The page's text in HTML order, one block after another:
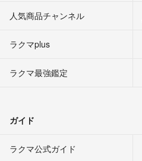
人気商品チャンネル
ラクマplus
ラクマ最強鑑定
ガイド
ラクマ公式ガイド